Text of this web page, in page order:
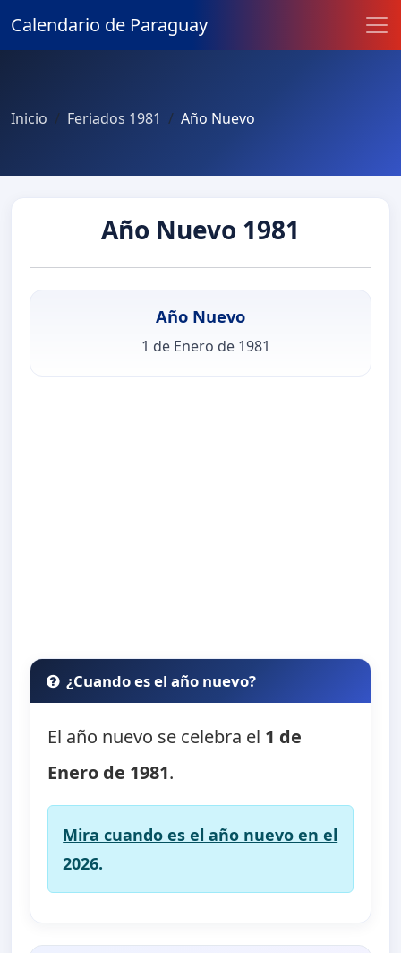
Calendario de Paraguay
Inicio Feriados 1981 Año Nuevo
Año Nuevo 1981
Año Nuevo
1 de Enero de 1981
¿Cuando es el año nuevo?
El año nuevo se celebra el 1 de
Enero de 1981.
Mira cuando es el año nuevo en el
2026.